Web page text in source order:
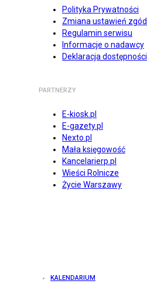
Polityka Prywatności
Zmiana ustawień zgód
Regulamin serwisu
Informacje o nadawcy
Deklaracja dostępności
PARTNERZY
E-kiosk.pl
E-gazety.pl
Nexto.pl
Mała księgowość
Kancelarierp.pl
Wieści Rolnicze
Życie Warszawy
KALENDARIUM